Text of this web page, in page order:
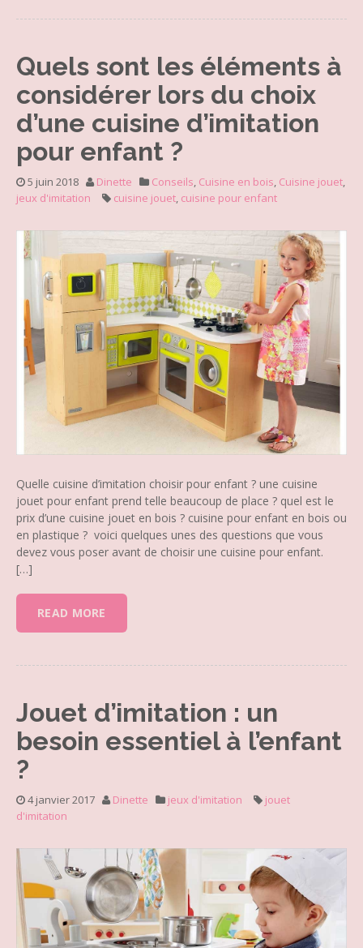
Quels sont les éléments à
considérer lors du choix
d’une cuisine d’imitation
pour enfant ?
5 juin 2018 Dinette Conseils, Cuisine en bois, Cuisine jouet,
jeux d'imitation
cuisine jouet, cuisine pour enfant
Quelle cuisine d’imitation choisir pour enfant ? une cuisine
jouet pour enfant prend telle beaucoup de place ? quel est le
prix d’une cuisine jouet en bois ? cuisine pour enfant en bois ou
en plastique ? voici quelques unes des questions que vous
devez vous poser avant de choisir une cuisine pour enfant.
[…]
READ MORE
Jouet d’imitation : un
besoin essentiel à l’enfant
?
4 janvier 2017 Dinette jeux d'imitation
jouet
d'imitation